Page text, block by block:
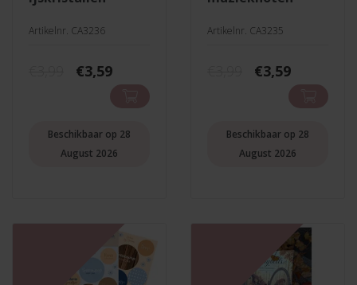
Artikelnr. CA3236
Oorspronkelijke
€3,99.
€3,59Huidige
prijs
is:
€3,59.
Beschikbaar op 28
August 2026
Artikelnr. CA3235
€3,99.
€3,59Huidige
prijs
is:
€3,59.
Beschikbaar op 28
August 2026